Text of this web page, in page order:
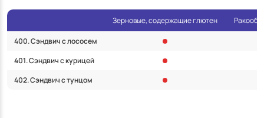
Зерновые, содержащие глютен
400. Сэндвич с лососем
401. Сэндвич с курицей
402. Cэндвич с тунцом